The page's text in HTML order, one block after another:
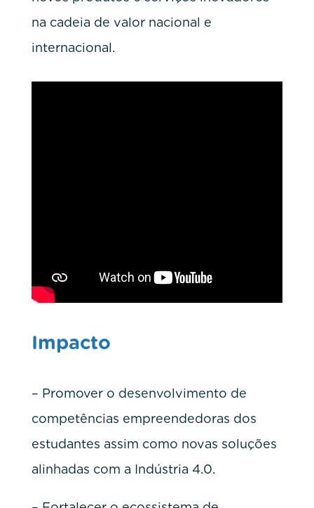
na cadeia de valor nacional e
internacional.
Impacto
– Promover o desenvolvimento de
competências empreendedoras dos
estudantes assim como novas soluções
alinhadas com a Indústria 4.0.